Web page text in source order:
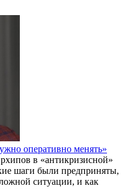
оперативно менять»
в «антикризисной»
шаги были предприняты,
ситуации, и как